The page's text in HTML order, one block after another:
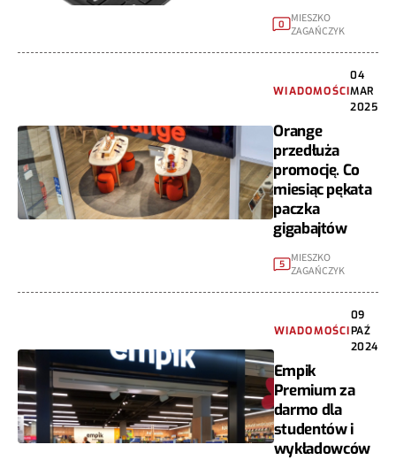
0 MIESZKO
ZAGAŃCZYK
WIADOMOŚCI
04
MAR
2025
Orange
przedłuża
promocję. Co
miesiąc pękata
paczka
gigabajtów
5
MIESZKO
ZAGAŃCZYK
WIADOMOŚCI
09
PAŹ
2024
Empik
Premium za
darmo dla
studentów i
wykładowców